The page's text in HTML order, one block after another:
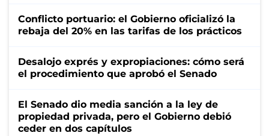
Conflicto portuario: el Gobierno oficializó la
rebaja del 20% en las tarifas de los prácticos
Desalojo exprés y expropiaciones: cómo será
el procedimiento que aprobó el Senado
El Senado dio media sanción a la ley de
propiedad privada, pero el Gobierno debió
ceder en dos capítulos